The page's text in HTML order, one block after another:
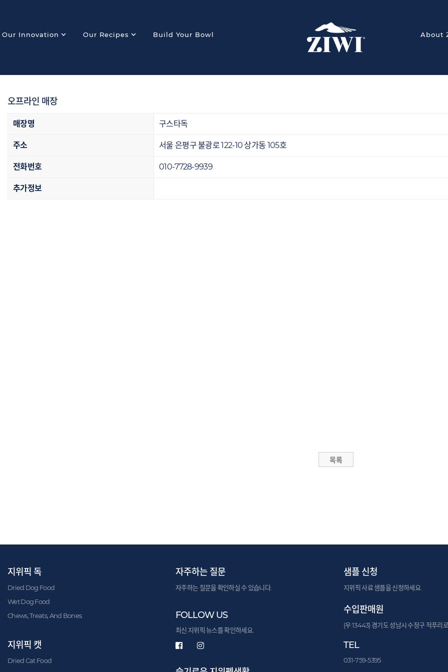
Our Innovation expand_more Our Recipes expand_more Build Your Bowl About
오프라인 매장
매장명 구스타독
주소 서울 은평구 불광로 122-10 상가동 105호
전화번호 010-7728-9939
추가정보
지위픽 독
Dried Dog Food
Wet Dog Food
Chews, Treats, And Bones
지위픽 캣
Dried Cat Food
자주하는 질문
자주하는 질문을 확인하실 수 있습니다.
FOLLOW US
최신 지위픽 뉴스를 확인하세요.
샘플 신청
지위픽 사료 샘플을 신청하세요.
수입판매원
(우:13443) 경기도 성남시 수정구 적푸리
TEL
031-759-5395